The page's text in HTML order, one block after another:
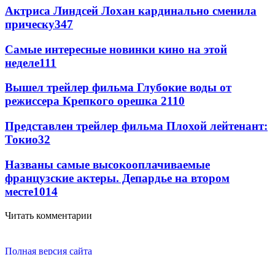
Актриса Линдсей Лохан кардинально сменила
прическу347
Самые интересные новинки кино на этой
неделе111
Вышел трейлер фильма Глубокие воды от
режиссера Крепкого орешка 2110
Представлен трейлер фильма Плохой лейтенант:
Токио32
Названы самые высокооплачиваемые
французские актеры. Депардье на втором
месте1014
Читать комментарии
Полная версия сайта